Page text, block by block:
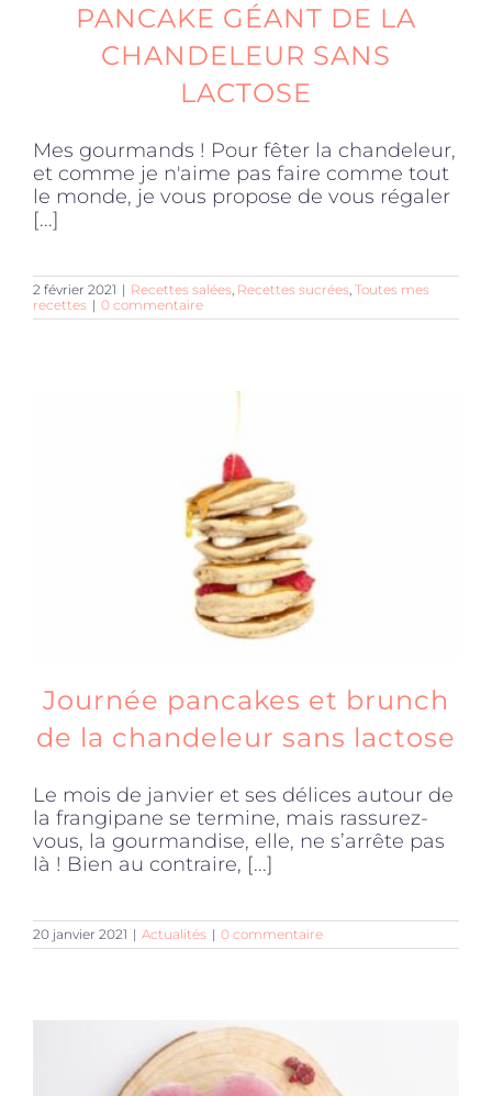
PANCAKE GÉANT DE LA
CHANDELEUR SANS
LACTOSE
Mes gourmands ! Pour fêter la chandeleur,
et comme je n'aime pas faire comme tout
le monde, je vous propose de vous régaler
[...]
2 février 2021 | Recettes salées Recettes sucrées Toutes mes
recettes | 0 commentaire
Journée pancakes et brunch
de la chandeleur sans lactose
Le mois de janvier et ses délices autour de
la frangipane se termine, mais rassurez-
vous, la gourmandise, elle, ne s’arrête pas
là ! Bien au contraire, [...]
20 janvier 2021 | Actualités | 0 commentaire